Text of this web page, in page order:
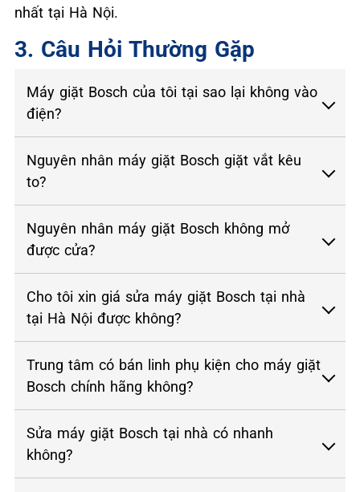
nhất tại Hà Nội.
3. Câu Hỏi Thường Gặp
Máy giặt Bosch của tôi tại sao lại không vào
điện?
Nguyên nhân máy giặt Bosch giặt vắt kêu
to?
Nguyên nhân máy giặt Bosch không mở
được cửa?
Cho tôi xin giá sửa máy giặt Bosch tại nhà
tại Hà Nội được không?
Trung tâm có bán linh phụ kiện cho máy giặt
Bosch chính hãng không?
Sửa máy giặt Bosch tại nhà có nhanh
không?